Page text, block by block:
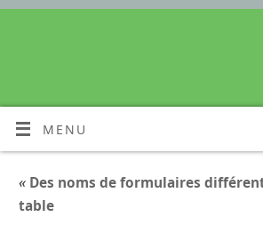
MENU
« Des noms de formulaires
table